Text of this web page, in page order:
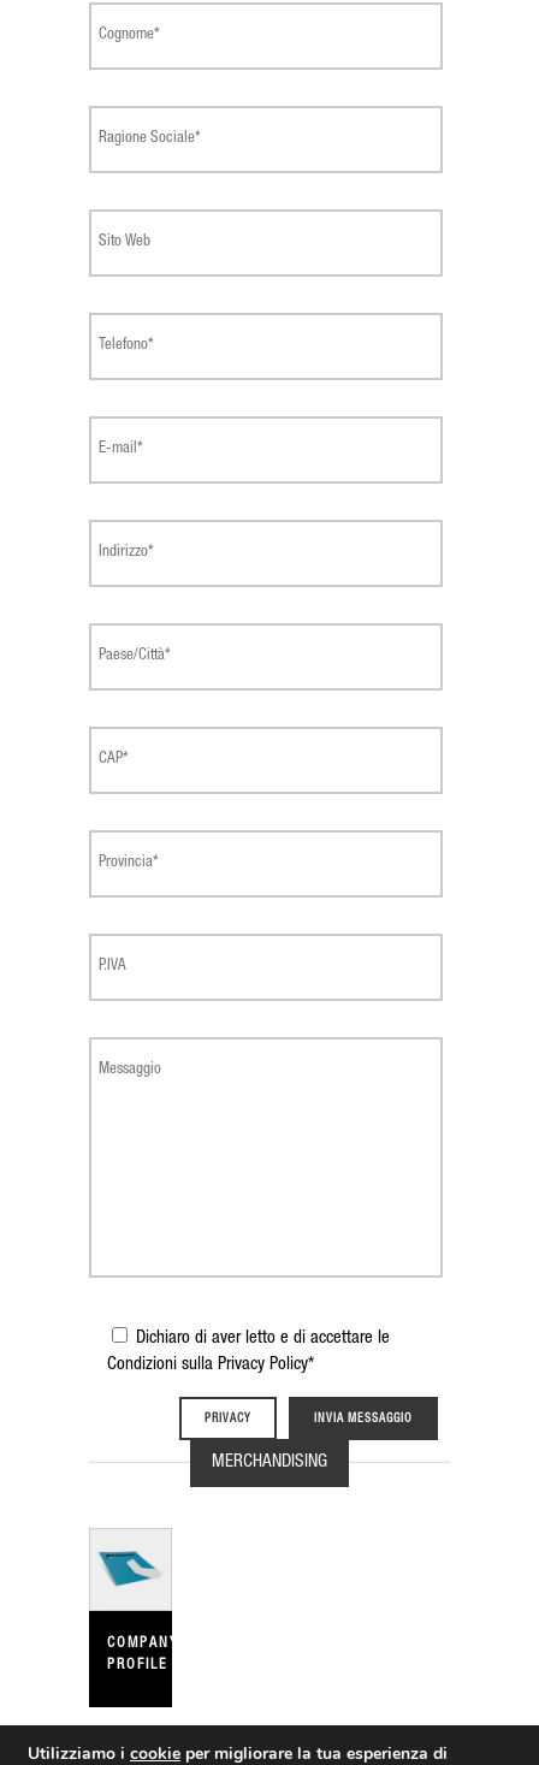
Dichiaro di aver letto e di accettare le
Condizioni sulla Privacy Policy*
PRIVACY
MERCHANDISING
COMPANY
PROFILE
Utilizziamo i cookie per migliorare la tua esperienza di